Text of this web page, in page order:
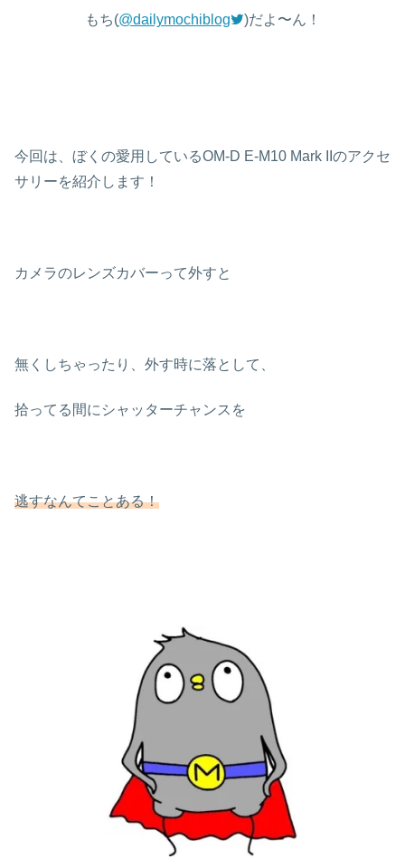
もち(@dailymochiblog )だよ〜ん！
今回は、ぼくの愛用しているOM-D E-M10 Mark IIのアクセ
サリーを紹介します！
カメラのレンズカバーって外すと
無くしちゃったり、外す時に落として、
拾ってる間にシャッターチャンスを
逃すなんてことある！